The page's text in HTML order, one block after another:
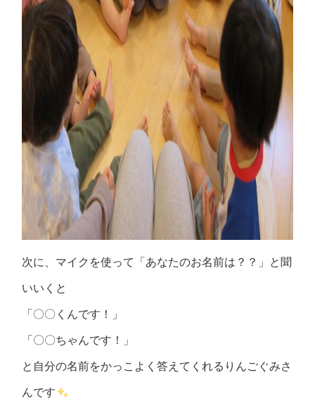
次に、マイクを使って「あなたのお名前は？？」と聞
いいくと
「〇〇くんです！」
「〇〇ちゃんです！」
と自分の名前をかっこよく答えてくれるりんごぐみさ
んです